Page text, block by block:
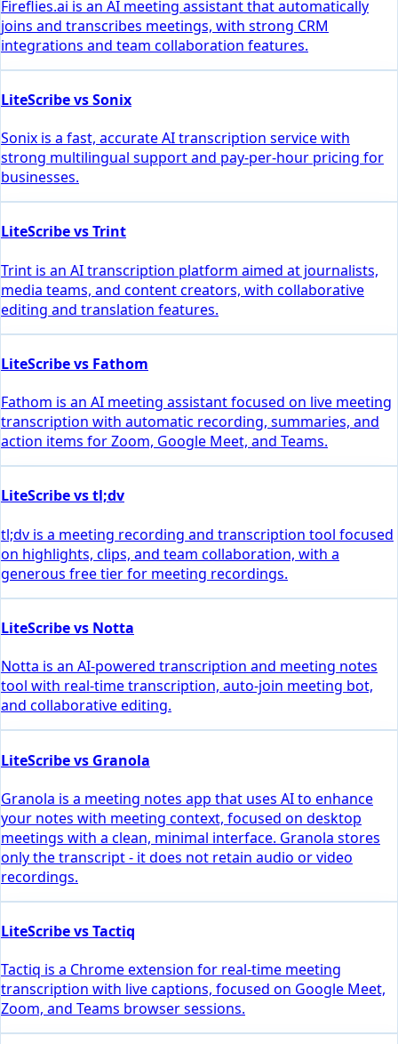
Fireflies.ai is an AI meeting assistant that automatically
joins and transcribes meetings, with strong CRM
integrations and team collaboration features.
LiteScribe vs Sonix
Sonix is a fast, accurate AI transcription service with
strong multilingual support and pay-per-hour pricing for
businesses.
LiteScribe vs Trint
Trint is an AI transcription platform aimed at journalists,
media teams, and content creators, with collaborative
editing and translation features.
LiteScribe vs Fathom
Fathom is an AI meeting assistant focused on live meeting
transcription with automatic recording, summaries, and
action items for Zoom, Google Meet, and Teams.
LiteScribe vs tl;dv
tl;dv is a meeting recording and transcription tool focused
on highlights, clips, and team collaboration, with a
generous free tier for meeting recordings.
LiteScribe vs Notta
Notta is an AI-powered transcription and meeting notes
tool with real-time transcription, auto-join meeting bot,
and collaborative editing.
LiteScribe vs Granola
Granola is a meeting notes app that uses AI to enhance
your notes with meeting context, focused on desktop
meetings with a clean, minimal interface. Granola stores
only the transcript - it does not retain audio or video
recordings.
LiteScribe vs Tactiq
Tactiq is a Chrome extension for real-time meeting
transcription with live captions, focused on Google Meet,
Zoom, and Teams browser sessions.